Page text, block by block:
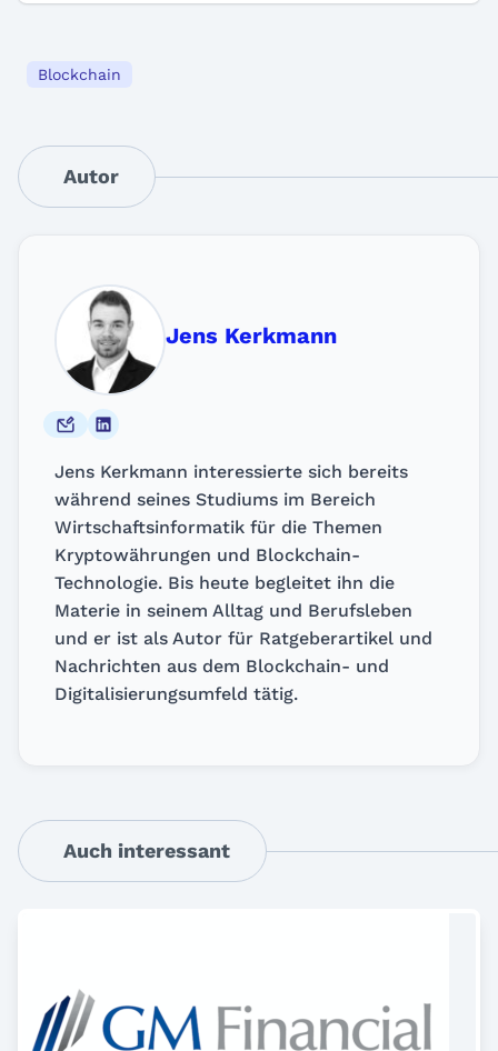
Blockchain
Autor
Jens Kerkmann
Jens Kerkmann interessierte sich bereits
während seines Studiums im Bereich
Wirtschaftsinformatik für die Themen
Kryptowährungen und Blockchain-
Technologie. Bis heute begleitet ihn die
Materie in seinem Alltag und Berufsleben
und er ist als Autor für Ratgeberartikel und
Nachrichten aus dem Blockchain- und
Digitalisierungsumfeld tätig.
Auch interessant